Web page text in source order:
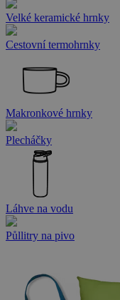
Velké keramické hrnky
Cestovní termohrnky
Makronkové hrnky
Plecháčky
Láhve na vodu
Půllitry na pivo